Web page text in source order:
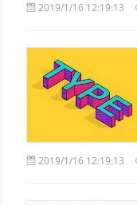
2019/1/16 12:19:13
2019/1/16 12:19:13